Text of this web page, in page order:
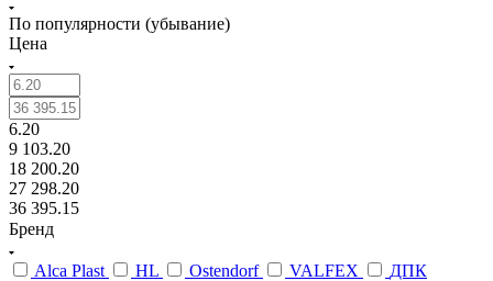
По популярности (убывание)
Цена
6.20
9 103.20
18 200.20
27 298.20
36 395.15
Бренд
Alca Plast HL Ostendorf VALFEX
ДПК